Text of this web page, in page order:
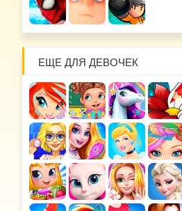
ЕЩЕ ДЛЯ ДЕВОЧЕК